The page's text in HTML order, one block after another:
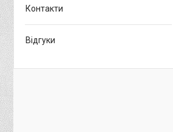
Контакти
Відгуки